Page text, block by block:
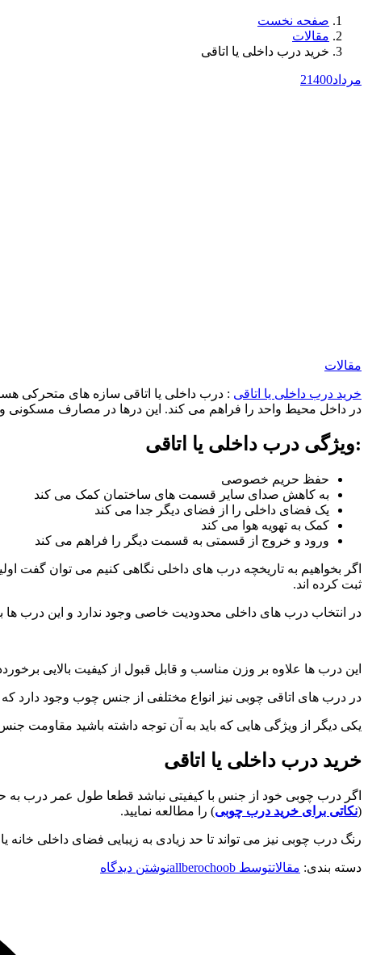
صفحه نخست
مقالات
خرید درب داخلی یا اتاقی
مرداد 21400
مقالات
خرید درب داخلی یا اتاقی : درب داخلی یا اتاقی سازه های متحرکی
در داخل محیط واحد را فراهم می کند. این درها در مصارف مسکونی و
:ویژگی درب داخلی یا اتاقی
حفظ حریم خصوصی
به کاهش صدای سایر قسمت های ساختمان کمک می کند
یک فضای داخلی را از فضای دیگر جدا می کند
کمک به تهویه هوا می کند
ورود و خروج از قسمتی به قسمت دیگر را فراهم می کند
اگر بخواهیم به تاریخچه درب های داخلی نگاهی کنیم می توان گفت
ثبت کرده اند.
در انتخاب درب های داخلی محدودیت خاصی وجود ندارد و این درب ها
این درب ها علاوه بر وزن مناسب و قابل قبول از کیفیت بالایی
در درب های اتاقی چوبی نیز انواع مختلفی از جنس چوب وجود دارد
یکی دیگر از ویژگی هایی که باید به آن توجه داشته باشید مقاومت
خرید درب داخلی یا اتاقی
اگر درب چوبی خود از جنس با کیفیتی نباشد قطعا طول عمر درب به
(نکاتی برای خرید درب چوبی) را مطالعه نمایید.
رنگ درب چوبی نیز می تواند تا حد زیادی به زیبایی فضای داخلی خانه
دسته بندی: مقالاتتوسط allberochoobنوشتن دیدگاه